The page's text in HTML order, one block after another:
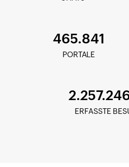
465.841
PORTALE
ERFASSTE